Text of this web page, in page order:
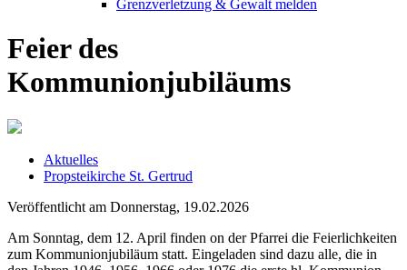
Grenzverletzung & Gewalt melden
Feier des
Kommunionjubiläums
Aktuelles
Propsteikirche St. Gertrud
Veröffentlicht am Donnerstag, 19.02.2026
Am Sonntag, dem 12. April finden on der Pfarrei die Feierlichkeiten
zum Kommunionjubiläum statt. Eingeladen sind dazu alle, die in